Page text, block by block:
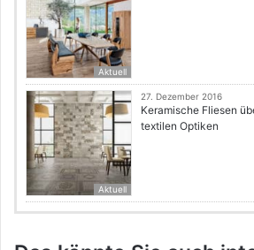
Aktuell
Aktuell
27. Dezember 2016
Keramische Fliesen
textilen Optiken